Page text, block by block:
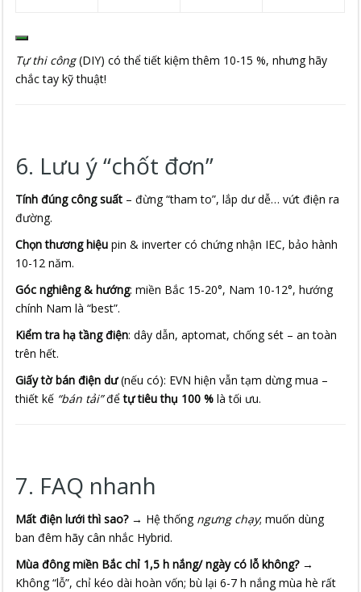
Tự thi công(DIY) có thể tiết kiệm thêm 10-15 %, nhưng hãy
chắc tay kỹ thuật!
6. Lưu ý “chốt đơn”
Tính đúng công suất – đừng “tham to”, lắp dư dễ… vứt điện ra
đường.
Chọn thương hiệu pin & inverter có chứng nhận IEC, bảo hành
10-12 năm.
Góc nghiêng & hướng: miền Bắc 15-20°, Nam 10-12°, hướng
chính Nam là “best”.
Kiểm tra hạ tầng điện: dây dẫn, aptomat, chống sét – an toàn
trên hết.
Giấy tờ bán điện dư(nếu có): EVN hiện vẫn tạm dừng mua –
thiết kế “bán tải”đểtự tiêu thụ 100 % là tối ưu.
7. FAQ nhanh
Mất điện lưới thì sao?→ Hệ thống ngưng chạy; muốn dùng
ban đêm hãy cân nhắc Hybrid.
Mùa đông miền Bắc chỉ 1,5 h nắng/ ngày có lỗ không?→
Không “lỗ”, chỉ kéo dài hoàn vốn; bù lại 6-7 h nắng mùa hè rất